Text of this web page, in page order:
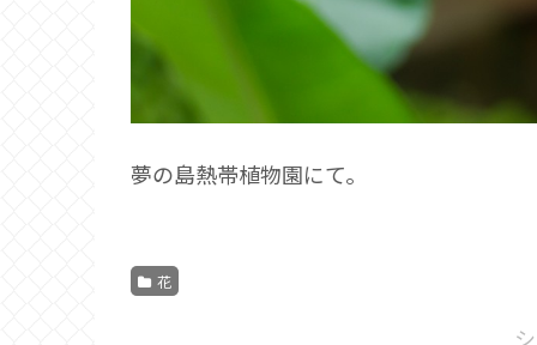
夢の島熱帯植物園にて。
花